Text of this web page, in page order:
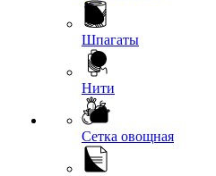
Шпагаты
Нити
Сетка овощная